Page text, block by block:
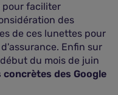
pour faciliter
des
de ces lunettes pour
Enfin sur
du mois de juin
des Google